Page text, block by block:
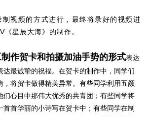
制视频的方式进行，最终将录好的视频进
《星辰大海》的制作。
作贺卡和拍摄加油手势的形式表达
达最诚挚的祝福。在贺卡的制作中，同学们
，将贺卡做得精美异常。有些同学利用五颜
们心目中那伟大优秀的共青团；有些同学将
首首华丽的小诗写在贺卡中；有些同学在制